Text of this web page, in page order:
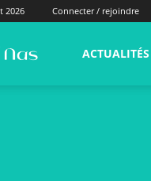
2026 Connecter / rejoindre
alNas.fr ACTUALITÉS